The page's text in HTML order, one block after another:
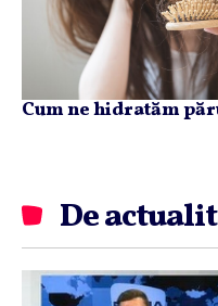
Cum ne hidratăm
De